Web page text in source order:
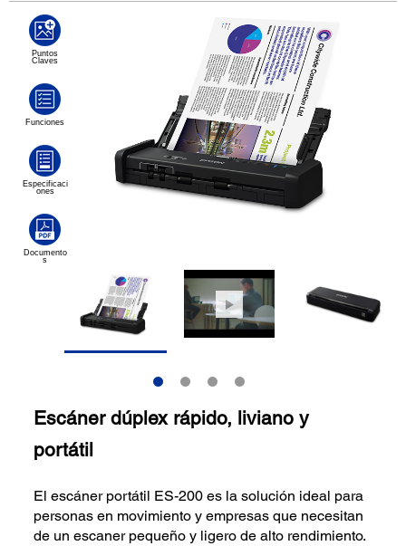
Escáner dúplex rápido, liviano y
portátil
El escáner portátil ES-200 es la solución ideal para
personas en movimiento y empresas que necesitan
de un escaner pequeño y ligero de alto rendimiento.